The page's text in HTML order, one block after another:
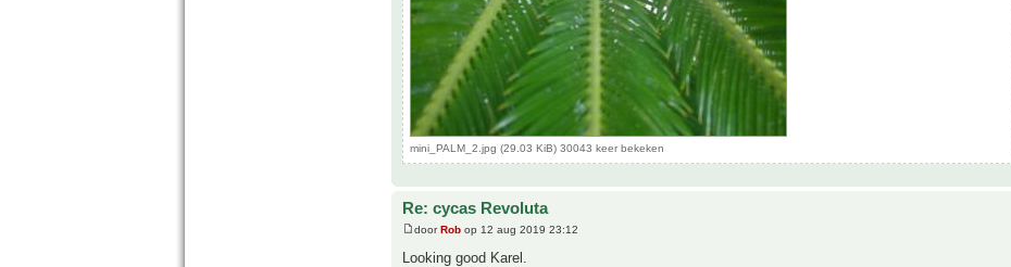
mini_PALM_2.jpg (29.03 KiB) 30043 keer bekeken
Re: cycas Revoluta
doorRob op 12 aug 2019 23:12
Looking good Karel.